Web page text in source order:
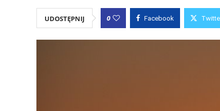
UDOSTĘPNIJ 0 Facebook